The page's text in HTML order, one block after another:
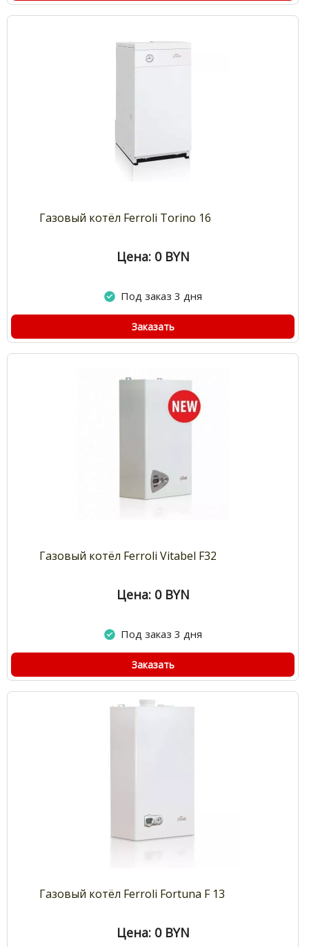
Газовый котёл Ferroli Torino 16
Цена: 0 BYN
Под заказ 3 дня
Заказать
Газовый котёл Ferroli Vitabel F32
Цена: 0 BYN
Под заказ 3 дня
Заказать
Газовый котёл Ferroli Fortuna F 13
Цена: 0 BYN